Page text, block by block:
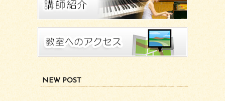
NEW POST